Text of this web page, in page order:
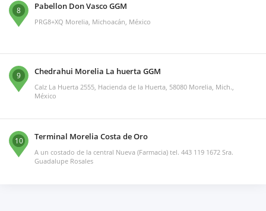
8 Pabellon Don Vasco GGM
PRG8+XQ Morelia, Michoacán, México
9 Chedrahui Morelia La huerta GGM
Calz La Huerta 2555, Hacienda de la Huerta, 58080 Morelia, Mich.,
México
10 Terminal Morelia Costa de Oro
A un costado de la central Nueva (Farmacia) tel. 443 119 1672 Sra.
Guadalupe Rosales